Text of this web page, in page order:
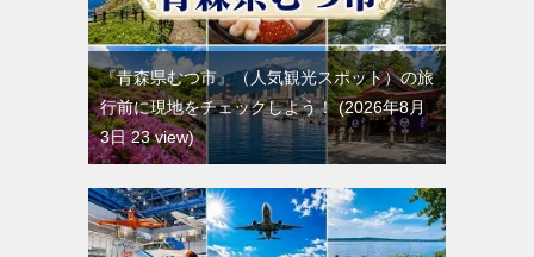
『青森県むつ市』（人気観光スポット）の旅
行前に現地をチェックしよう！ 2026年8月
3日 23 view